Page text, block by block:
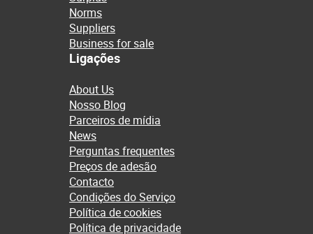
Norms
Suppliers
Business for sale
Ligações
About Us
Nosso Blog
Parceiros de mídia
News
Perguntas frequentes
Preços de adesão
Contacto
Condições do Serviço
Política de cookies
Política de privacidade